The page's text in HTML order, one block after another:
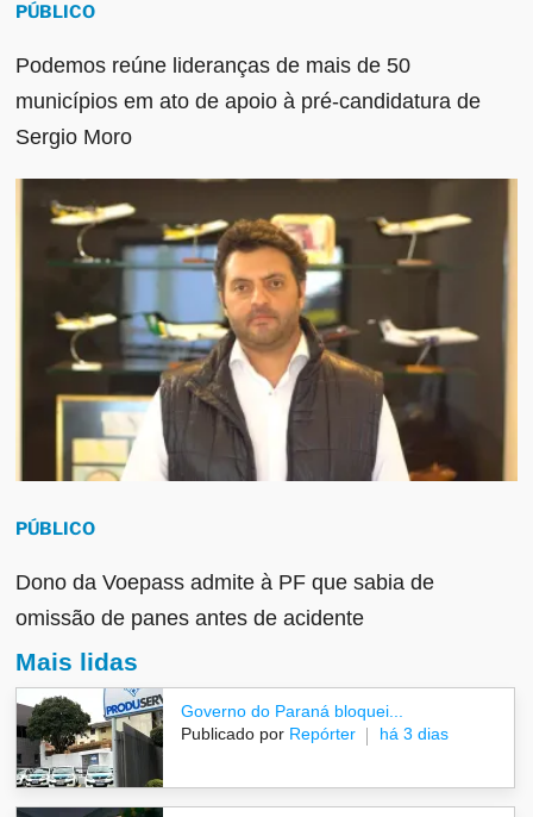
PÚBLICO
Podemos reúne lideranças de mais de 50
municípios em ato de apoio à pré-candidatura de
Sergio Moro
PÚBLICO
Dono da Voepass admite à PF que sabia de
omissão de panes antes de acidente
Mais lidas
Governo do Paraná bloquei...
Publicado por Repórter há 3 dias